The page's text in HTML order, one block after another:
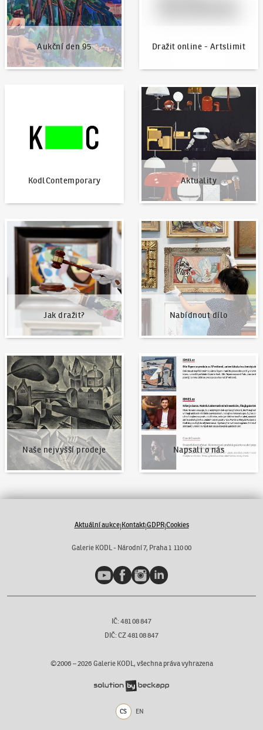
Aukční den 95 Dražit online - Artslimit
KodlContemporary Aktuality
Aktuality
Jak dražit?
Jak dražit?
Nabídnout dílo
Nabídnout dílo
Naše nejvyšší prodeje
Naše nejvyšší prodeje
Napsali o nás
Napsali o nás
Aktuální aukce|Kontakt|GDPR|Cookies
Galerie KODL - Národní 7, Praha 1 110 00
YouTubeFacebookInstagramLinkedIn
IČ: 481 08 847
DIČ: CZ 481 08 847
©2006 –2026 Galerie KODL, všechna práva vyhrazena
CS EN